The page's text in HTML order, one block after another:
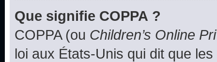
Que signifie COPPA ?
COPPA (ou Children’s Online
loi aux États-Unis qui dit que